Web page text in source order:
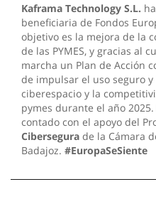
Kaframa Technology S.L.
beneficiaria de Fondos
objetivo es la mejora de la
de las PYMES, y gracias al
marcha un Plan de Acción
de impulsar el uso seguro
ciberespacio y la
pymes durante el año
contado con el apoyo del
Cibersegura de la Cámara
Badajoz. #EuropaSeSiente